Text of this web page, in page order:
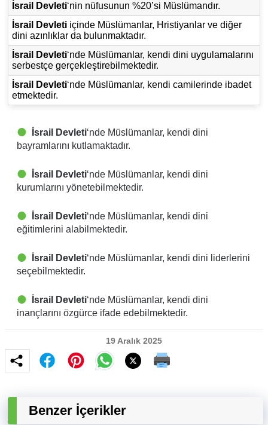
İsrail Devleti‘nin nüfusunun %20’si Müslümandır.
İsrail Devleti içinde Müslümanlar, Hristiyanlar ve diğer
dini azınlıklar da bulunmaktadır.
İsrail Devleti‘nde Müslümanlar, kendi dini uygulamalarını
serbestçe gerçekleştirebilmektedir.
İsrail Devleti‘nde Müslümanlar, kendi camilerinde ibadet
etmektedir.
İsrail Devleti‘nde Müslümanlar, kendi dini
bayramlarını kutlamaktadır.
İsrail Devleti‘nde Müslümanlar, kendi dini
kurumlarını yönetebilmektedir.
İsrail Devleti‘nde Müslümanlar, kendi dini
eğitimlerini alabilmektedir.
İsrail Devleti‘nde Müslümanlar, kendi dini liderlerini
seçebilmektedir.
İsrail Devleti‘nde Müslümanlar, kendi dini
inançlarını özgürce ifade edebilmektedir.
19 Aralık 2025
Benzer İçerikler